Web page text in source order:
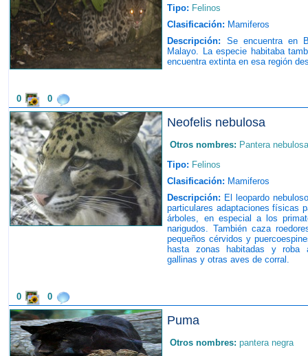
Tipo: Felinos
Clasificación: Mamiferos
Descripción: Se encuentra en
Malayo. La especie habitaba
encuentra extinta en esa región
0 0
Neofelis nebulosa
Otros nombres: Pantera
Tipo: Felinos
Clasificación: Mamiferos
Descripción: El leopardo
particulares adaptaciones físicas
árboles, en especial a los
narigudos. También caza
pequeños cérvidos y
hasta zonas habitadas y roba
gallinas y otras aves de corral.
0 0
Puma
Otros nombres: pantera negra